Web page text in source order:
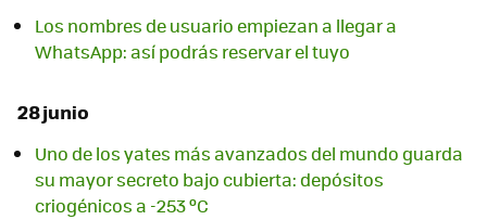
Los nombres de usuario empiezan a llegar a
WhatsApp: así podrás reservar el tuyo
28 junio
Uno de los yates más avanzados del mundo guarda
su mayor secreto bajo cubierta: depósitos
criogénicos a -253 ºC